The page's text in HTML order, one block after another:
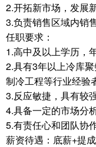
2.开拓新市场，发展
3.负责销售区域内销
任职要求：
1.高中及以上学历，
2.具有3年以上冷库
制冷工程等行业经验
3.反应敏捷，具有较
4.具备一定的市场分
5.有责任心和团队协
薪资待遇：底薪+提成